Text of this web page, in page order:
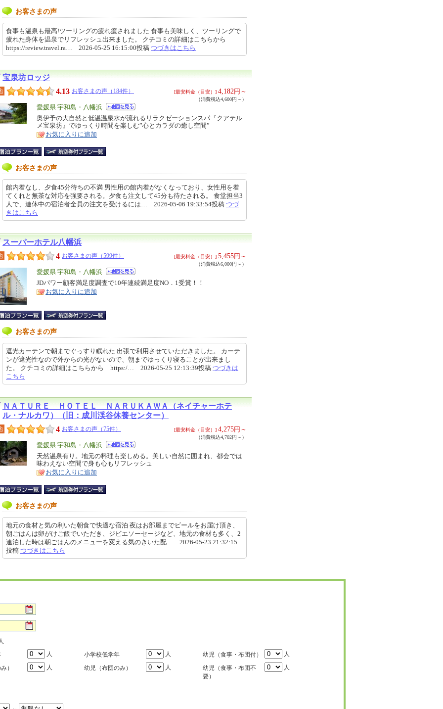
お客さまの声
食事も温泉も最高!ツーリングの疲れ癒されました 食事も美味しく、ツーリングで
疲れた身体を温泉でリフレッシュ出来ました。 クチコミの詳細はこちらから
https://review.travel.ra… 2026-05-25 16:15:00投稿 つづきはこちら
宝泉坊ロッジ
4.13 お客さまの声（184件） [最安料金（目安）] 4,182 円～
（消費税込4,600円～）
エ
リ
ア
愛媛県 宇和島・八幡浜
特
徴
奥伊予の大自然と低温温泉水が流れるリラクゼーションスパ『クアテル
メ宝泉坊』でゆっくり時間を楽しむ”心とカラダの癒し空間”
お気に入りに追加
お客さまの声
館内着なし、夕食45分待ちの不満 男性用の館内着がなくなっており、女性用を着
てくれと無茶な対応を強要される。夕食も注文して45分も待たされる。 食堂担当3
人で、連休中の宿泊者全員の注文を受けるには… 2026-05-06 19:33:54投稿 つづ
きはこちら
スーパーホテル八幡浜
4 お客さまの声（599件） [最安料金（目安）] 5,455円～
（消費税込6,000円～）
エ
リ
ア
愛媛県 宇和島・八幡浜
特
徴
JDパワー顧客満足度調査で10年連続満足度NO．1受賞！！
お気に入りに追加
お客さまの声
遮光カーテンで朝までぐっすり眠れた 出張で利用させていただきました。 カーテ
ンが遮光性なので外からの光がないので、朝までゆっくり寝ることが出来まし
た。 クチコミの詳細はこちらから https:/… 2026-05-25 12:13:39投稿 つづきは
こちら
ＮＡＴＵＲＥ ＨＯＴＥＬ ＮＡＲＵＫＡＷＡ（ネイチャーホテ
ル・ナルカワ）（旧：成川渓谷休養センター）
4 お客さまの声（75件） [最安料金（目安）] 4,275円～
（消費税込4,702円～）
エ
リ
ア
愛媛県 宇和島・八幡浜
特
徴
天然温泉有り。地元の料理も楽しめる。美しい自然に囲まれ、都会では
味わえない空間で身も心もリフレッシュ
お気に入りに追加
お客さまの声
地元の食材と気の利いた朝食で快適な宿泊 夜はお部屋までビールをお届け頂き、
朝ごはんは卵がけご飯でいただき、ジビエソーセージなど、地元の食材も多く、2
連泊した時は朝ごはんのメニューを変える気のきいた配… 2026-05-23 21:32:15
投稿 つづきはこちら
人 小学校低学年 人 幼児（食事・布団付）
人
）
人 幼児（布団のみ） 人
幼児（食事・布団不
要）
人